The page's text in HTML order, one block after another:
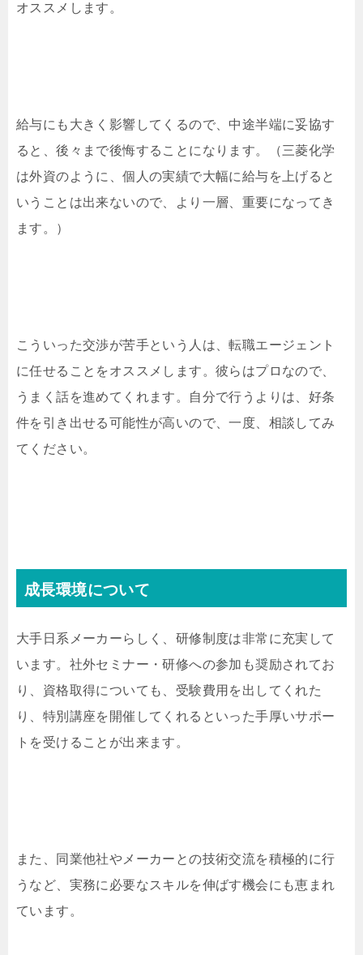
オススメします。
給与にも大きく影響してくるので、中途半端に妥協す
ると、後々まで後悔することになります。（三菱化学
は外資のように、個人の実績で大幅に給与を上げると
いうことは出来ないので、より一層、重要になってき
ます。）
こういった交渉が苦手という人は、転職エージェント
に任せることをオススメします。彼らはプロなので、
うまく話を進めてくれます。自分で行うよりは、好条
件を引き出せる可能性が高いので、一度、相談してみ
てください。
成長環境について
大手日系メーカーらしく、研修制度は非常に充実して
います。社外セミナー・研修への参加も奨励されてお
り、資格取得についても、受験費用を出してくれた
り、特別講座を開催してくれるといった手厚いサポー
トを受けることが出来ます。
また、同業他社やメーカーとの技術交流を積極的に行
うなど、実務に必要なスキルを伸ばす機会にも恵まれ
ています。